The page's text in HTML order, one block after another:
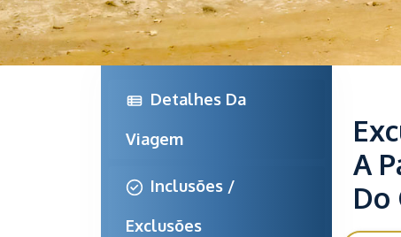
Detalhes Da
Viagem
Inclusões /
Exclusões
A
Do